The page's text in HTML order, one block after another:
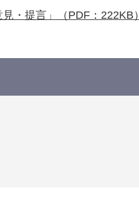
・提言」（PDF：222KB）